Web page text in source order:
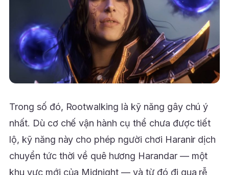
Trong số đó, Rootwalking là kỹ năng gây chú ý
nhất. Dù cơ chế vận hành cụ thể chưa được tiết
lộ, kỹ năng này cho phép người chơi Haranir dịch
chuyển tức thời về quê hương Harandar — một
khu vực mới của Midnight — và từ đó đi qua rễ